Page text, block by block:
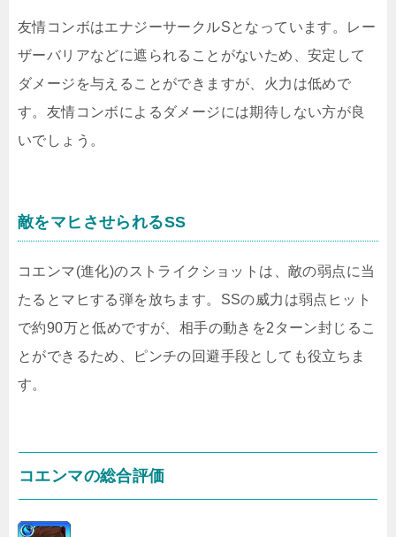
友情コンボはエナジーサークルSとなっています。レー
ザーバリアなどに遮られることがないため、安定して
ダメージを与えることができますが、火力は低めで
す。友情コンボによるダメージには期待しない方が良
いでしょう。
敵をマヒさせられるSS
コエンマ(進化)のストライクショットは、敵の弱点に当
たるとマヒする弾を放ちます。SSの威力は弱点ヒット
で約90万と低めですが、相手の動きを2ターン封じるこ
とができるため、ピンチの回避手段としても役立ちま
す。
コエンマの総合評価